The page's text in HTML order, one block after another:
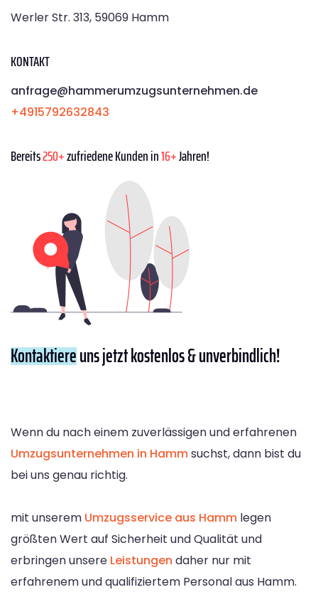
Werler Str. 313, 59069 Hamm
KONTAKT
anfrage@hammerumzugsunternehmen.de
+4915792632843
Bereits250+zufriedene Kunden in16+Jahren!
Kontaktiereuns jetzt kostenlos & unverbindlich!
Wenn du nach einem zuverlässigen und erfahrenen
Umzugsunternehmen in Hammsuchst, dann bist du
bei uns genau richtig.
mit unserem Umzugsservice aus Hamm legen
größten Wert auf Sicherheit und Qualität und
erbringen unsere Leistungen daher nur mit
erfahrenem und qualifiziertem Personal aus Hamm.